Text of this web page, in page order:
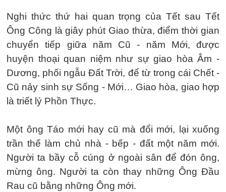
Nghi thức thứ hai quan trọng của Tết sau Tết
Ông Công là giây phút Giao thừa, điểm thời gian
chuyển tiếp giữa năm Cũ - năm Mới, được
huyện thoại quan niệm như sự giao hòa Âm -
Dương, phối ngẫu Đất Trời, để từ trong cái Chết -
Cũ nảy sinh sự Sống - Mới… Giao hòa, giao hợp
là triết lý Phồn Thực.
Một ông Táo mới hay cũ mà đổi mới, lại xuống
trần thế làm chủ nhà - bếp - đất một năm mới.
Người ta bầy cỗ cúng ở ngoài sân để đón ông,
mừng ông. Người ta còn thay những Ông Đầu
Rau cũ bằng những Ông mới.